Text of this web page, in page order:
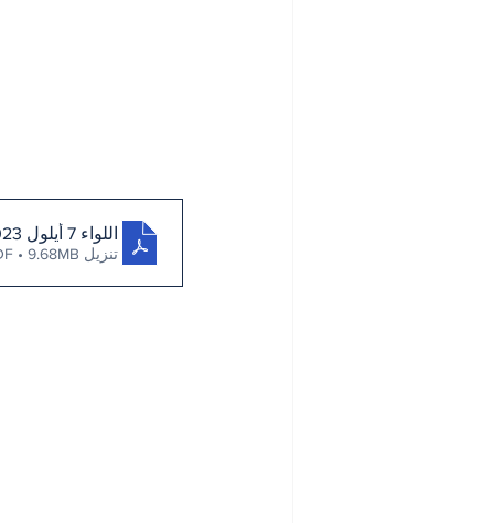
اللواء 7 أيلول 2023
تنزيل PDF • 9.68MB